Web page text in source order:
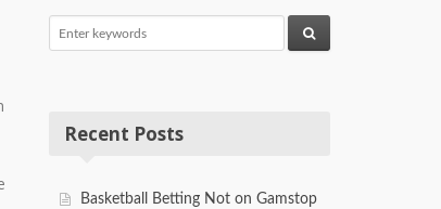
Recent Posts
Basketball Betting Not on Gamstop